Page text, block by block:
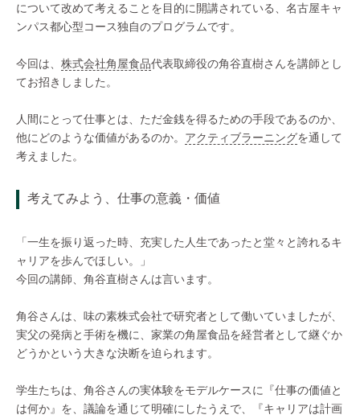
について改めて考えることを目的に開講されている、名古屋キャ
ンパス都心型コース独自のプログラムです。
今回は、 株式会社角屋食品代表取締役の角谷直樹さんを講師とし
てお招きしました。
人間にとって仕事とは、ただ金銭を得るための手段であるのか、
他にどのような価値があるのか。 アクティブラーニングを通して
考えました。
考えてみよう、仕事の意義・価値
「一生を振り返った時、充実した人生であったと堂々と誇れるキ
ャリアを歩んでほしい。」
今回の講師、角谷直樹さんは言います。
角谷さんは、味の素株式会社で研究者として働いていましたが、
実父の発病と手術を機に、家業の角屋食品を経営者として継ぐか
どうかという大きな決断を迫られます。
学生たちは、角谷さんの実体験をモデルケースに『仕事の価値と
は何か』を、議論を通じて明確にしたうえで、『キャリアは計画